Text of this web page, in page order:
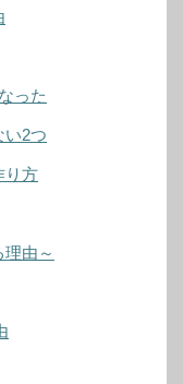
った
い2つ
り方
由～